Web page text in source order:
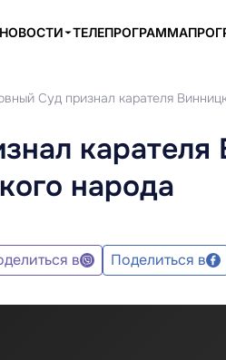
НОВОСТИ ТЕЛЕПРОГРАММА
Суд признал карателя
народа
в Поделиться в